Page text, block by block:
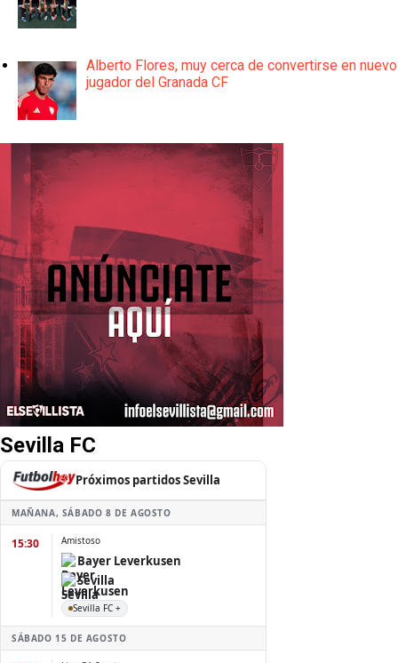
Alberto Flores, muy cerca de convertirse en nuevo
jugador del Granada CF
Sevilla FC